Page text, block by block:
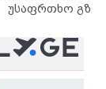
უსაფრთხო